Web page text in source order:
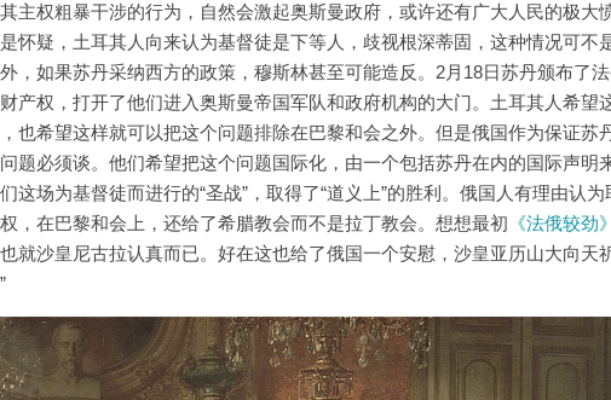
主权粗暴干涉的行为，自然会激起奥斯曼政府，或许还有广大人民的极大
怀疑，土耳其人向来认为基督徒是下等人，歧视根深蒂固，这种情况可不
，如果苏丹采纳西方的政策，穆斯林甚至可能造反。2月18日苏丹颁布了
产权，打开了他们进入奥斯曼帝国军队和政府机构的大门。土耳其人希望
也希望这样就可以把这个问题排除在巴黎和会之外。但是俄国作为保证苏
题必须谈。他们希望把这个问题国际化，由一个包括苏丹在内的国际声明
这场为基督徒而进行的“圣战”，取得了“道义上”的胜利。俄国人有理由认为
，在巴黎和会上，还给了希腊教会而不是拉丁教会。想想最初 《法俄较劲》
就沙皇尼古拉认真而已。好在这也给了俄国一个安慰，沙皇亚历山大向天